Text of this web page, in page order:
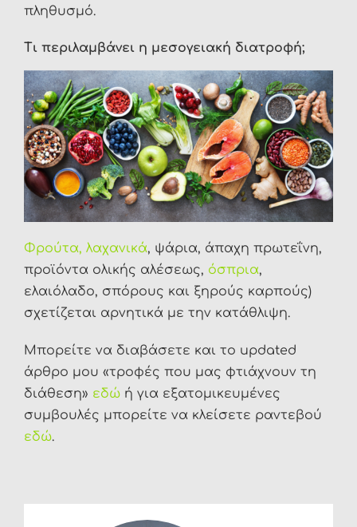
πληθυσμό.
Τι περιλαμβάνει η μεσογειακή διατροφή;
Φρούτα, λαχανικά, ψάρια, άπαχη πρωτεΐνη,
προϊόντα ολικής αλέσεως, όσπρια,
ελαιόλαδο, σπόρους και ξηρούς καρπούς)
σχετίζεται αρνητικά με την κατάθλιψη.
Μπορείτε να διαβάσετε και το updated
άρθρο μου «τροφές που μας φτιάχνουν τη
διάθεση» εδώή για εξατομικευμένες
συμβουλές μπορείτε να κλείσετε ραντεβού
εδώ.